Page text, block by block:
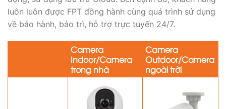
luôn luôn được FPT đồng hành cùng quá trình sử dụng
về bảo hành, bảo trì, hỗ trợ trực tuyến 24/7.
Camera
Indoor/Camera
trong nhà
Camera
Outdoor/Camera
ngoài trời